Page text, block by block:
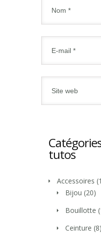
tutos
Accessoires
Bijou (20)
Bouillotte
Ceinture (8)